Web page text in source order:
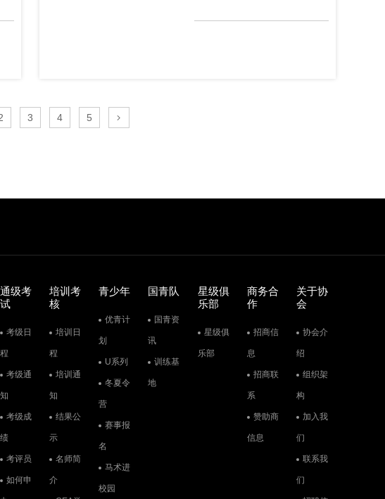
3 4 5
通级考
试
考级日
程
考级通
知
考级成
绩
考评员
如何申
培训考
核
培训日
程
培训通
知
结果公
示
名师简
介
青少年
优青计
划
U系列
冬夏令
营
赛事报
名
马术进
校园
国青队
国青资
讯
训练基
地
星级俱
乐部
星级俱
乐部
商务合
作
招商信
息
招商联
系
赞助商
信息
关于协
会
协会介
绍
组织架
构
加入我
们
联系我
们